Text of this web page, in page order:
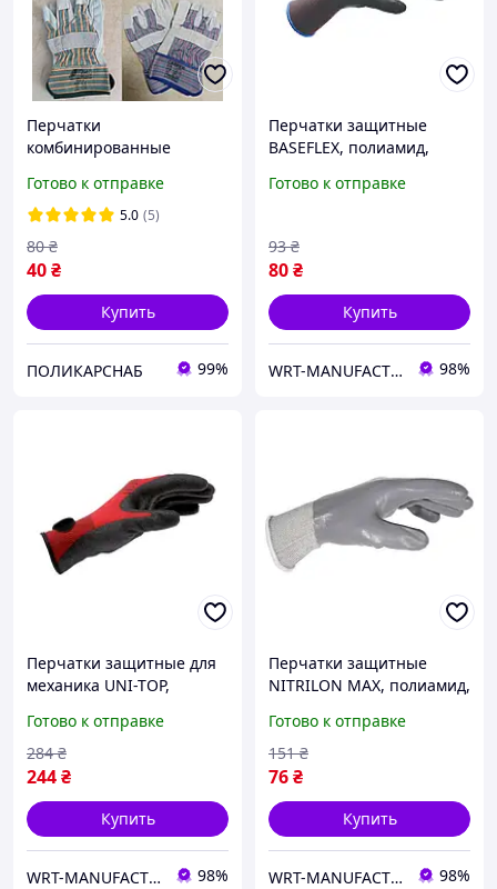
Перчатки
комбинированные
хлопковой манжетой
Рукавицы рабочие
защитные в
ассортименте разные
цвета
Готово к отправке
5.0 (5)
40₴
80 ₴
Купить
ПОЛИКАРСНАБ 99%
Перчатки защитные
BASEFLEX, полиамид,
р.11 WURTH ( арт.
Готово к отправке
80₴
93 ₴
Купить
WRT-MANUFACTURING 98%
Перчатки защитные для
механика UNI-TOP,
пара, р.8 WURTH ( арт.
0899400690 )
Готово к отправке
244₴
284 ₴
Купить
WRT-MANUFACTURING 98%
Перчатки защитные
NITRILON MAX, полиамид,
р.7 WURTH ( арт.
0899442107 )
Готово к отправке
76₴
151 ₴
Купить
WRT-MANUFACTURING 98%